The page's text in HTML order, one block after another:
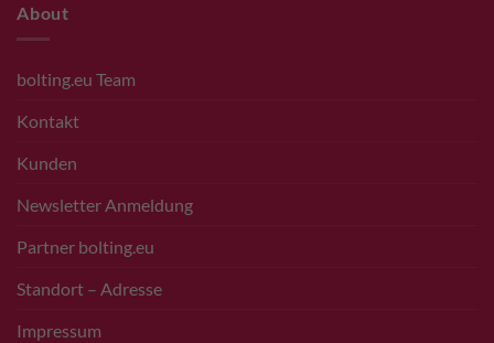
About
bolting.eu Team
Kontakt
Kunden
Newsletter Anmeldung
Partner bolting.eu
Standort – Adresse
Impressum